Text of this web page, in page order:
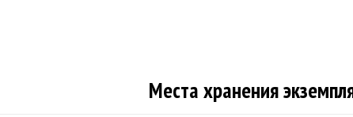
Места хранения